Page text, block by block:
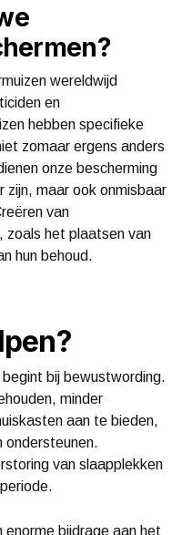
wereldwijd
en
hebben specifieke
zomaar ergens anders
onze bescherming
zijn, maar ook onmisbaar
van
zoals het plaatsen van
hun behoud.
bij bewustwording.
minder
aan te bieden,
ondersteunen.
van slaapplekken
enorme bijdrage aan het